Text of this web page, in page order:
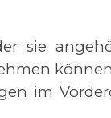
sie
im